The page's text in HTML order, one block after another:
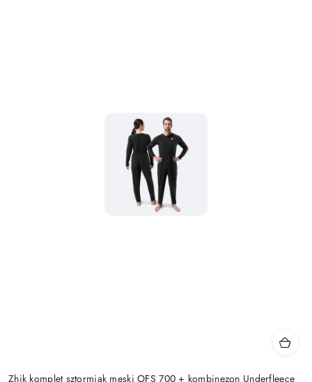
Zhik komplet sztormiak męski OFS 700 + kombinezon Underfleece